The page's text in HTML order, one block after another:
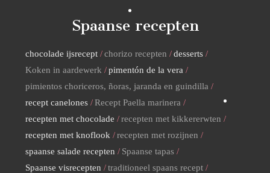
Spaanse recepten
chocolade ijsrecept chorizo recepten
desserts
Koken in aardewerk
pimentón de la vera
pimientos choriceros, ñoras, jaranda en guindilla
recept canelones
Recept Paella marinera
recepten met chocolade
recepten met kikkererwten
recepten met knoflook
recepten met rozijnen
spaanse salade recepten
Spaanse tapas
Spaanse visrecepten
traditioneel spaans recept